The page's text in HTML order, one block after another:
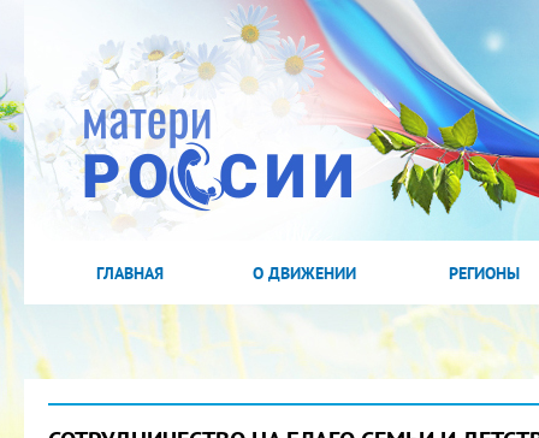
ГЛАВНАЯ О ДВИЖЕНИИ РЕГИОНЫ